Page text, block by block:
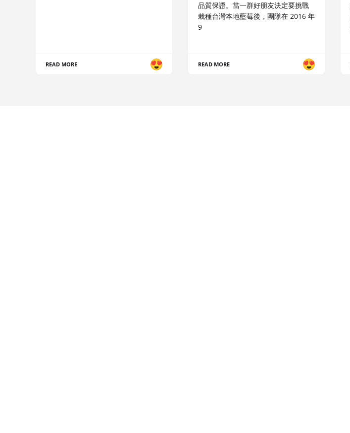
READ MORE
品質保證。當一群好朋友決定要挑戰
栽種台灣本地藍莓後，團隊在 2016 年
9
READ MORE